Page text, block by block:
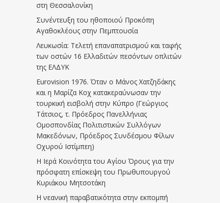
στη Θεσσαλονίκη
Συνέντευξη του ηθοποιού Προκόπη
Αγαθοκλέους στην Πεμπτουσία
Λευκωσία: Τελετή επαναπατρισμού και ταφής
των οστών 16 Ελλαδιτών πεσόντων οπλιτών
της ΕΛΔΥΚ
Eurovision 1976. Όταν ο Μάνος Χατζηδάκης
και η Μαρίζα Κοχ κατακεραύνωσαν την
τουρκική εισβολή στην Κύπρο (Γεώργιος
Τάτσιος, τ. Πρόεδρος Πανελλήνιας
Ομοσπονδίας Πολιτιστικών Συλλόγων
Μακεδόνων, Πρόεδρος Συνδέσμου Φίλων
Οχυρού Ιστίμπεη)
Η Ιερά Κοινότητα του Αγίου Όρους για την
πρόσφατη επίσκεψη του Πρωθυπουργού
Κυριάκου Μητσοτάκη
Η νεανική παραβατικότητα στην εκπομπή